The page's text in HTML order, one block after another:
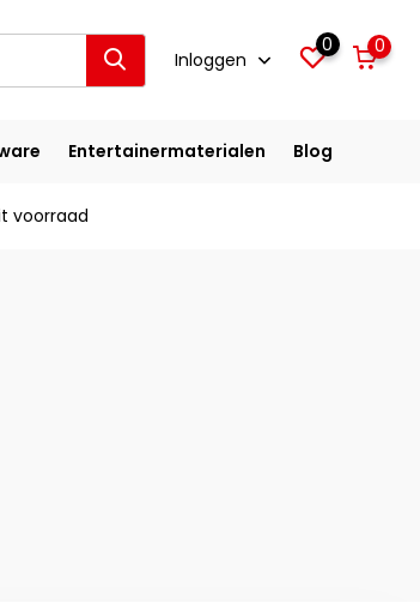
Inloggen
0 0
Entertainermaterialen Blog
voorraad